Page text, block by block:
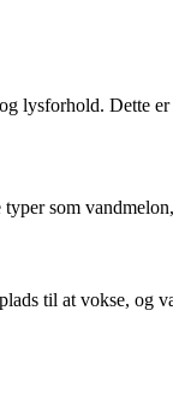
lysforhold. Dette
som
til at vokse,